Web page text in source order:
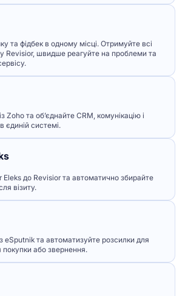
та фідбек в одному місці. Отримуйте всі
у Revisior, швидше реагуйте на проблеми та
Zoho та об’єднайте CRM, комунікацію і
єдиній системі.
до Revisior та автоматично збирайте
візиту.
eSputnik та автоматизуйте розсилки для
покупки або звернення.